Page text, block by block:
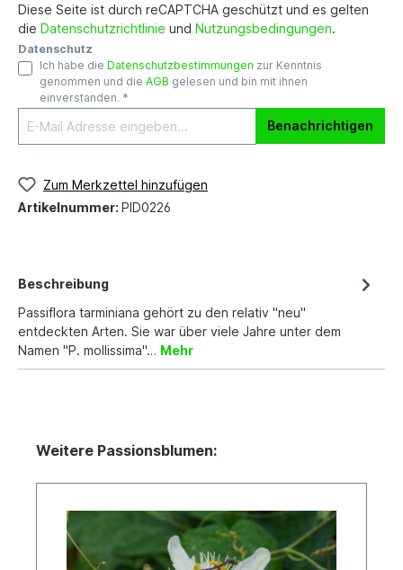
Diese Seite ist durch reCAPTCHA geschützt und es gelten
die Datenschutzrichtlinie und Nutzungsbedingungen.
Datenschutz
Ich habe die Datenschutzbestimmungen zur Kenntnis
genommen und die AGB gelesen und bin mit ihnen
einverstanden. *
Benachrichtigen
Zum Merkzettel hinzufügen
Artikelnummer: PID0226
Beschreibung
Passiflora tarminiana gehört zu den relativ "neu"
entdeckten Arten. Sie war über viele Jahre unter dem
Namen "P. mollissima"… Mehr
Weitere Passionsblumen: